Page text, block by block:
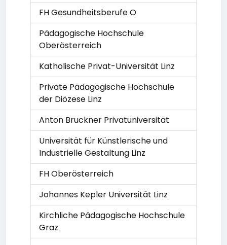
FH Gesundheitsberufe O
Pädagogische Hochschule
Oberösterreich
Katholische Privat-Universität Linz
Private Pädagogische Hochschule
der Diözese Linz
Anton Bruckner Privatuniversität
Universität für Künstlerische und
Industrielle Gestaltung Linz
FH Oberösterreich
Johannes Kepler Universität Linz
Kirchliche Pädagogische Hochschule
Graz